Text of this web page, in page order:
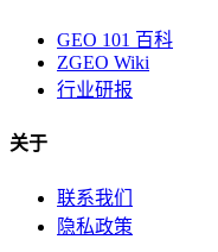
GEO 101 百科
ZGEO Wiki
行业研报
关于
联系我们
隐私政策